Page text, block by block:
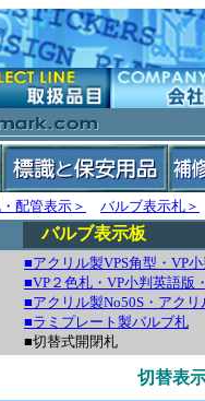
配管表示＞ バルブ表示札＞
バルブ表示板
■アクリル製VPS角型・VP
■VP２色札・VP小判英語版
■アクリル製No50S・アク
■ラミプレート製バルブ札
■切替式開閉札
切替表